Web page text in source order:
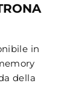
in
della